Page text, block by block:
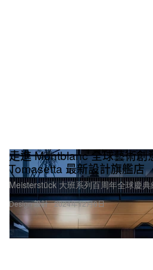
Design 設計
走進 Montblanc 全球藝術創
Tomasetta 最新設計旗艦店
Meisterstück 大班系列百周年全球慶
2024年12月6日